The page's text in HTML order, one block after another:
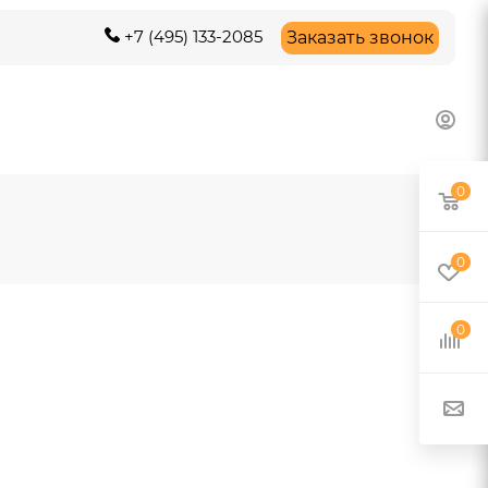
+7 (495) 133-2085 Заказать звонок
0
0
0